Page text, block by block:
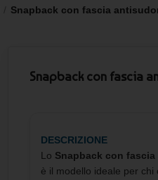
Snapback con fascia
Snapback con fascia
DESCRIZIONE
Lo Snapback con
è il modello ideale per